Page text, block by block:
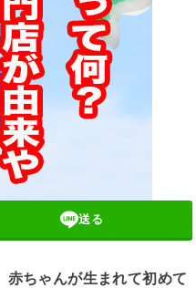
送る
赤ちゃんが生まれて初めて